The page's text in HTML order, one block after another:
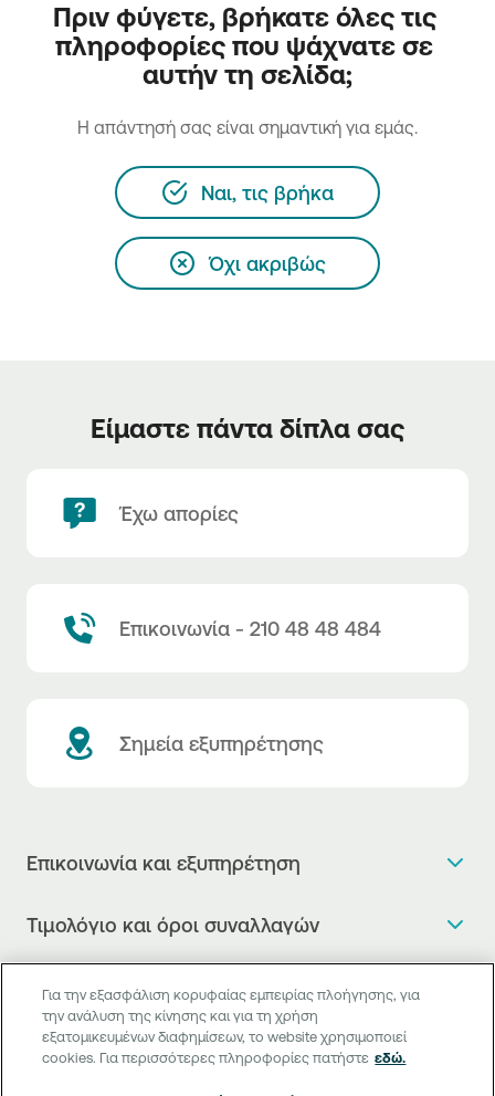
Πριν φύγετε, βρήκατε όλες τις
πληροφορίες που ψάχνατε σε
αυτήν τη σελίδα;
H απάντησή σας είναι σημαντική για εμάς.
Ναι, τις βρήκα
Όχι ακριβώς
Είμαστε πάντα δίπλα σας
Έχω απορίες
Επικοινωνία - 210 48 48 484
Σημεία εξυπηρέτησης
Επικοινωνία και εξυπηρέτηση
Η νέα Ψηφιακή Εποχή στις συναλλαγές, έφτασε!
Θέλω να μιλήσω με Corporate Transaction Banking
Officer
Τιμολόγιο και όροι συναλλαγών
Τιμολόγιο της Τράπεζας
Δελτίο τιμών συναλλάγματος
Δελτίο πληροφόρησης περί τελών
Χρήσιμοι σύνδεσμοι
Συχνές ερωτήσεις
Κανονιστική Συμμόρφωση
Digital Banking
Για την εξασφάλιση κορυφαίας εμπειρίας πλοήγησης, για
την ανάλυση της κίνησης και για τη χρήση
εξατομικευμένων διαφημίσεων, το website χρησιμοποιεί
cookies. Για περισσότερες πληροφορίες πατήστε εδώ.